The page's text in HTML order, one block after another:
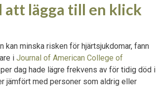
att lägga till en klick
kan minska risken för hjärtsjukdomar, fann
i Journal of American College of
dag hade lägre frekvens av för tidig död i
jämfört med personer som aldrig eller